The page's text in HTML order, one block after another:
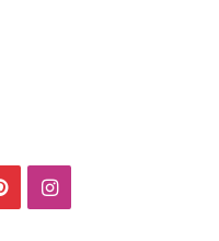
PinterestInstagram